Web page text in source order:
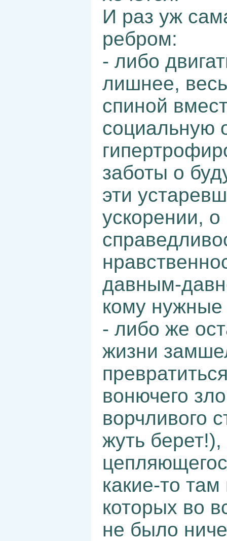
И раз уж
ребром:
- либо
лишнее,
спиной
социальную
заботы о
эти
ускорении, о
давным-
кому
- либо же
жизни
вонючего
ворчливого
жуть
какие-то
которых во
не было